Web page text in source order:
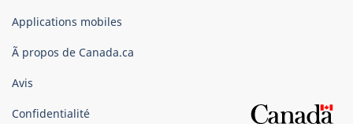
gouvernement
Canada
Applications mobiles
Ã propos de Canada.ca
Avis
Confidentialité